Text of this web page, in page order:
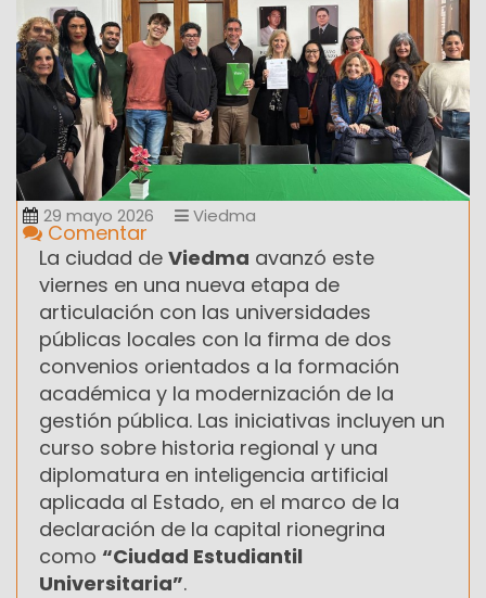
29 mayo 2026 Viedma
Comentar
La ciudad de Viedma avanzó este
viernes en una nueva etapa de
articulación con las universidades
públicas locales con la firma de dos
convenios orientados a la formación
académica y la modernización de la
gestión pública. Las iniciativas incluyen un
curso sobre historia regional y una
diplomatura en inteligencia artificial
aplicada al Estado, en el marco de la
declaración de la capital rionegrina
como “Ciudad Estudiantil
Universitaria”.